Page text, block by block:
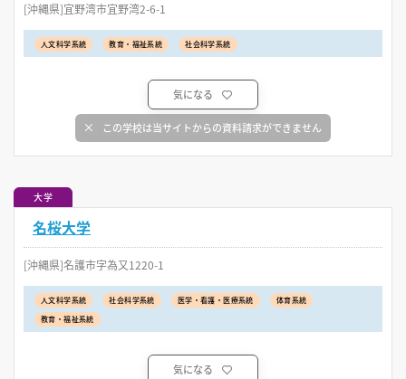
[沖縄県]宜野湾市宜野湾2-6-1
人文科学系統 教育・福祉系統 社会科学系統
気になる
この学校は当サイトからの資料請求ができません
大学
名桜大学
[沖縄県]名護市字為又1220-1
人文科学系統 社会科学系統 医学・看護・医療系統
体育系統
教育・福祉系統
気になる